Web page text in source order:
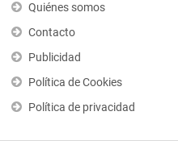
Quiénes somos
Contacto
Publicidad
Política de Cookies
Política de privacidad